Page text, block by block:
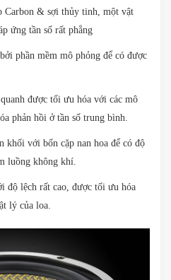
Carbon & sợi thủy tinh, một vật
ứng tần số rất phẳng
phần mềm mô phỏng để có được
được tối ưu hóa với các mô
phản hồi ở tần số trung bình.
khối với bốn cặp nan hoa để có độ
luồng không khí.
độ lệch rất cao, được tối ưu hóa
lý của loa.